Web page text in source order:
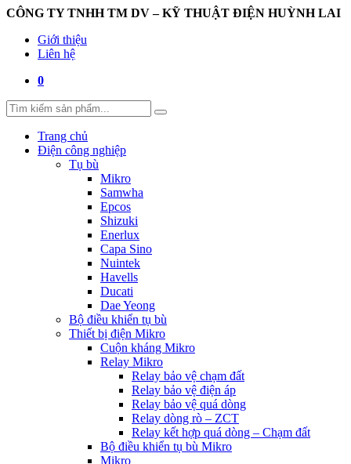
CÔNG TY TNHH TM DV – KỸ THUẬT ĐIỆN HUỲNH LAI
Giới thiệu
Liên hệ
0
Trang chủ
Điện công nghiệp
Tụ bù
Mikro
Samwha
Epcos
Shizuki
Enerlux
Capa Sino
Nuintek
Havells
Ducati
Dae Yeong
Bộ điều khiển tụ bù
Thiết bị điện Mikro
Cuộn kháng Mikro
Relay Mikro
Relay bảo vệ chạm đất
Relay bảo vệ điện áp
Relay bảo vệ quá dòng
Relay dòng rò – ZCT
Relay kết hợp quá dòng – Chạm đất
Bộ điều khiển tụ bù Mikro
Mikro